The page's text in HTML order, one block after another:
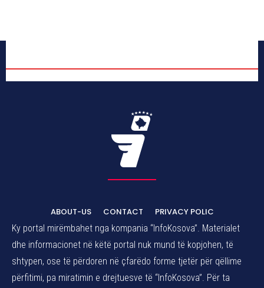
ABOUT-US CONTACT
PRIVACY POLIC
Ky portal mirëmbahet nga kompania “InfoKosova”. Materialet
dhe informacionet në këtë portal nuk mund të kopjohen, të
shtypen, ose të përdoren në çfarëdo forme tjetër për qëllime
përfitimi, pa miratimin e drejtuesve të “InfoKosova”. Për ta